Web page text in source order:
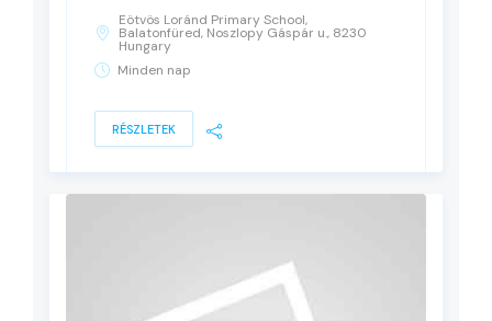
Eötvös Loránd Primary School,
Balatonfüred, Noszlopy Gáspár u., 8230
Hungary
Minden nap
RÉSZLETEK